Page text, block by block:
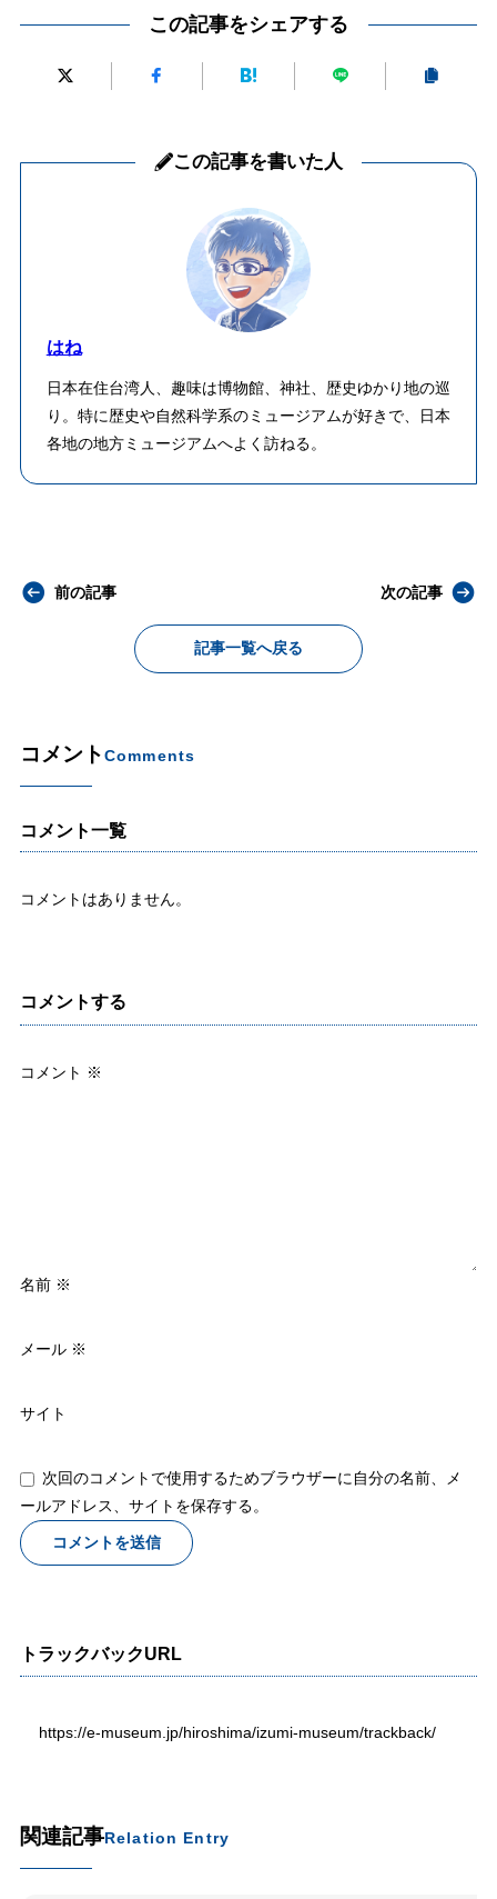
この記事をシェアする
この記事を書いた人
はね
日本在住台湾人、趣味は博物館、神社、歴史ゆかり地の巡
り。特に歴史や自然科学系のミュージアムが好きで、日本
各地の地方ミュージアムへよく訪ねる。
前の記事
記事一覧へ戻る
次の記事
コメントComments
コメント一覧
コメントはありません。
コメントする
コメント ※
名前 ※
メール ※
サイト
次回のコメントで使用するためブラウザーに自分の名前、メ
ールアドレス、サイトを保存する。
トラックバックURL
https://e-museum.jp/hiroshima/izumi-museum/trackback/
関連記事Relation Entry